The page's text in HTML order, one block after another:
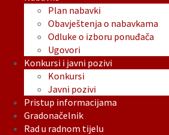
Plan nabavki
Obavještenja o nabavkama
Odluke o izboru ponuđača
Ugovori
Konkursi i javni pozivi
Konkursi
Javni pozivi
Pristup informacijama
Gradonačelnik
Rad u radnom tijelu